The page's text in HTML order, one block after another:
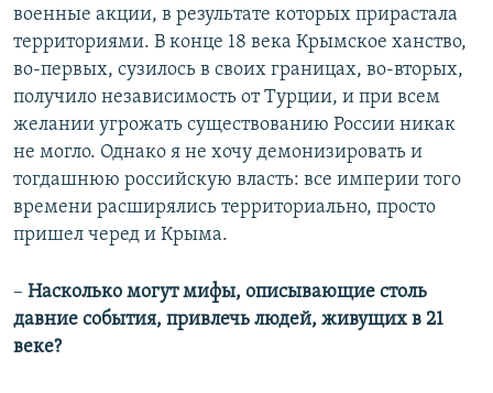
военные акции, в результате которых прирастала
территориями. В конце 18 века Крымское ханство,
во-первых, сузилось в своих границах, во-вторых,
получило независимость от Турции, и при всем
желании угрожать существованию России никак
не могло. Однако я не хочу демонизировать и
тогдашнюю российскую власть: все империи того
времени расширялись территориально, просто
пришел черед и Крыма.
– Насколько могут мифы, описывающие столь
давние события, привлечь людей, живущих в 21
веке?